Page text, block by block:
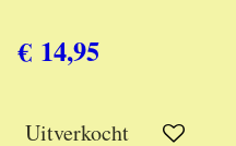
€ 14,95
Uitverkocht